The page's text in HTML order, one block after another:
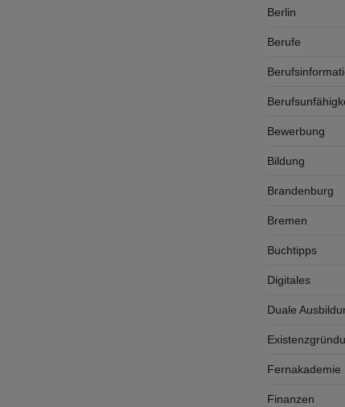
Berlin
Berufe
Bewerbung
Bildung
Brandenburg
Bremen
Buchtipps
Digitales
Duale
Fernakademie
Finanzen